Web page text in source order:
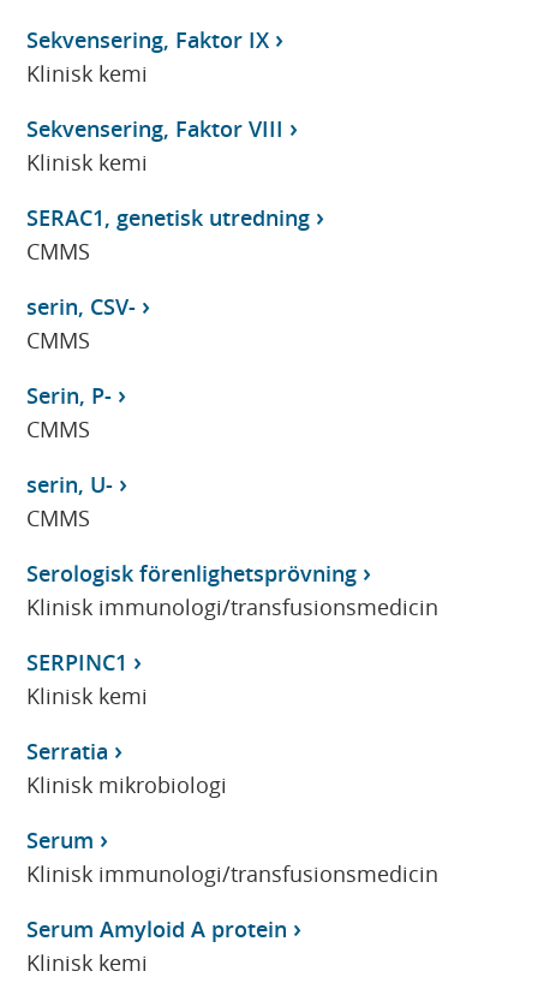
Sekvensering, Faktor IX
Klinisk kemi
Sekvensering, Faktor VIII
Klinisk kemi
SERAC1, genetisk utredning
CMMS
serin, CSV-
CMMS
Serin, P-
CMMS
serin, U-
CMMS
Serologisk förenlighetsprövning
Klinisk immunologi/transfusionsmedicin
SERPINC1
Klinisk kemi
Serratia
Klinisk mikrobiologi
Serum
Klinisk immunologi/transfusionsmedicin
Serum Amyloid A protein
Klinisk kemi